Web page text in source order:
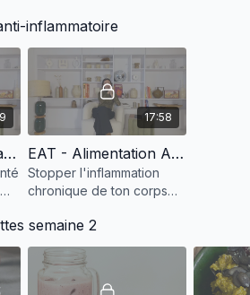
inflammatoire
EAT - Alimentation anti-inflammatoire
17:58
EAT - Alimentation Anti Inflammatoire - part 2
Stopper l'inflammation
chronique de ton corps
santé globale.
semaine 2